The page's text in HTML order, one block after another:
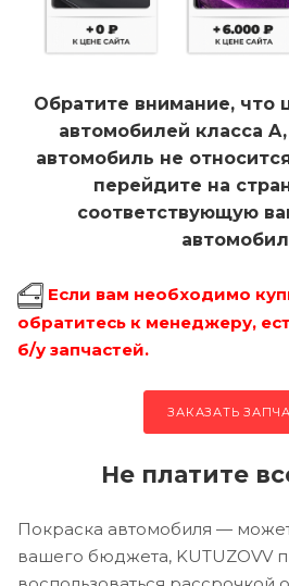
Обратите внимание, что
автомобилей класса
автомобиль не
перейдите на
соответствующую
Если вам необходимо
обратитесь к менеджеру,
б/у запчастей.
ЗАКАЗАТЬ
Не платите
Покраска автомобиля —
вашего бюджета, KUTUZOVV